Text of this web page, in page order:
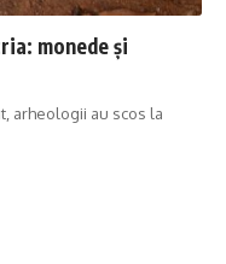
monede și
arheologii au scos la